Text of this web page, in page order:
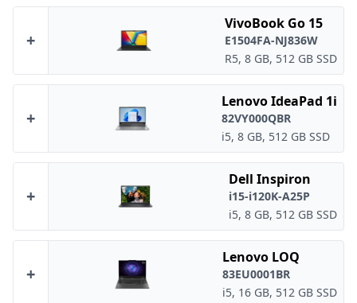
+
VivoBook Go 15
E1504FA-NJ836W
R5, 8 GB, 512 GB SSD
+
Lenovo IdeaPad 1i
82VY000QBR
i5, 8 GB, 512 GB SSD
+
Dell Inspiron
i15-i120K-A25P
i5, 8 GB, 512 GB SSD
+
Lenovo LOQ
83EU0001BR
i5, 16 GB, 512 GB SSD